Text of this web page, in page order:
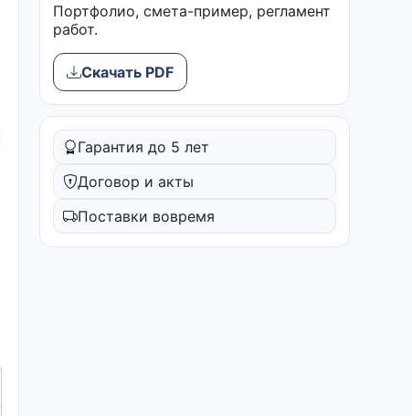
Портфолио, смета-пример, регламент
работ.
Скачать PDF
Гарантия до 5 лет
Договор и акты
Поставки вовремя